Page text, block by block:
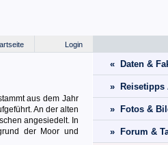
Login
aus dem Jahr
An der alten
angesiedelt. In
der Moor und
« Daten &
» Reisetipps
» Fotos &
» Forum &